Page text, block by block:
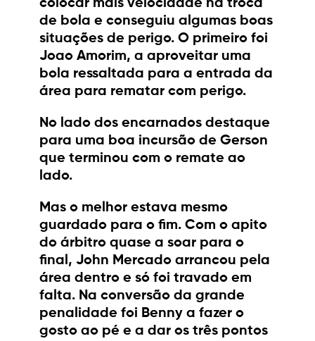
colocar mais velocidade na troca
de bola e conseguiu algumas boas
situações de perigo. O primeiro foi
Joao Amorim, a aproveitar uma
bola ressaltada para a entrada da
área para rematar com perigo.
No lado dos encarnados destaque
para uma boa incursão de Gerson
que terminou com o remate ao
lado.
Mas o melhor estava mesmo
guardado para o fim. Com o apito
do árbitro quase a soar para o
final, John Mercado arrancou pela
área dentro e só foi travado em
falta. Na conversão da grande
penalidade foi Benny a fazer o
gosto ao pé e a dar os três pontos